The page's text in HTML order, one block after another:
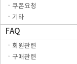
ㆍ쿠폰요청
ㆍ기타
FAQ
ㆍ회원관련
ㆍ구매관련